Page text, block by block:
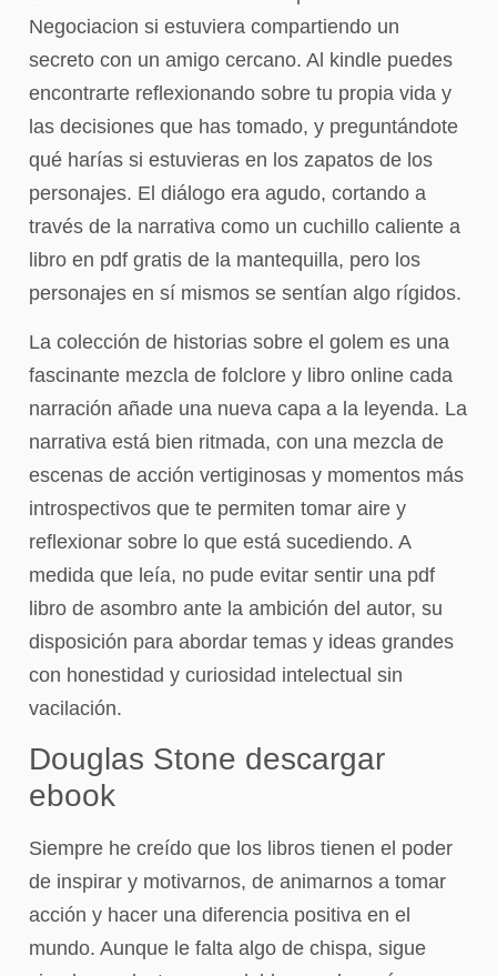
Negociacion si estuviera compartiendo un
secreto con un amigo cercano. Al kindle puedes
encontrarte reflexionando sobre tu propia vida y
las decisiones que has tomado, y preguntándote
qué harías si estuvieras en los zapatos de los
personajes. El diálogo era agudo, cortando a
través de la narrativa como un cuchillo caliente a
libro en pdf gratis de la mantequilla, pero los
personajes en sí mismos se sentían algo rígidos.
La colección de historias sobre el golem es una
fascinante mezcla de folclore y libro online​ cada
narración añade una nueva capa a la leyenda. La
narrativa está bien ritmada, con una mezcla de
escenas de acción vertiginosas y momentos más
introspectivos que te permiten tomar aire y
reflexionar sobre lo que está sucediendo. A
medida que leía, no pude evitar sentir una pdf
libro de asombro ante la ambición del autor, su
disposición para abordar temas y ideas grandes
con honestidad y curiosidad intelectual sin
vacilación.
Douglas Stone descargar
ebook
Siempre he creído que los libros tienen el poder
de inspirar y motivarnos, de animarnos a tomar
acción y hacer una diferencia positiva en el
mundo. Aunque le falta algo de chispa, sigue